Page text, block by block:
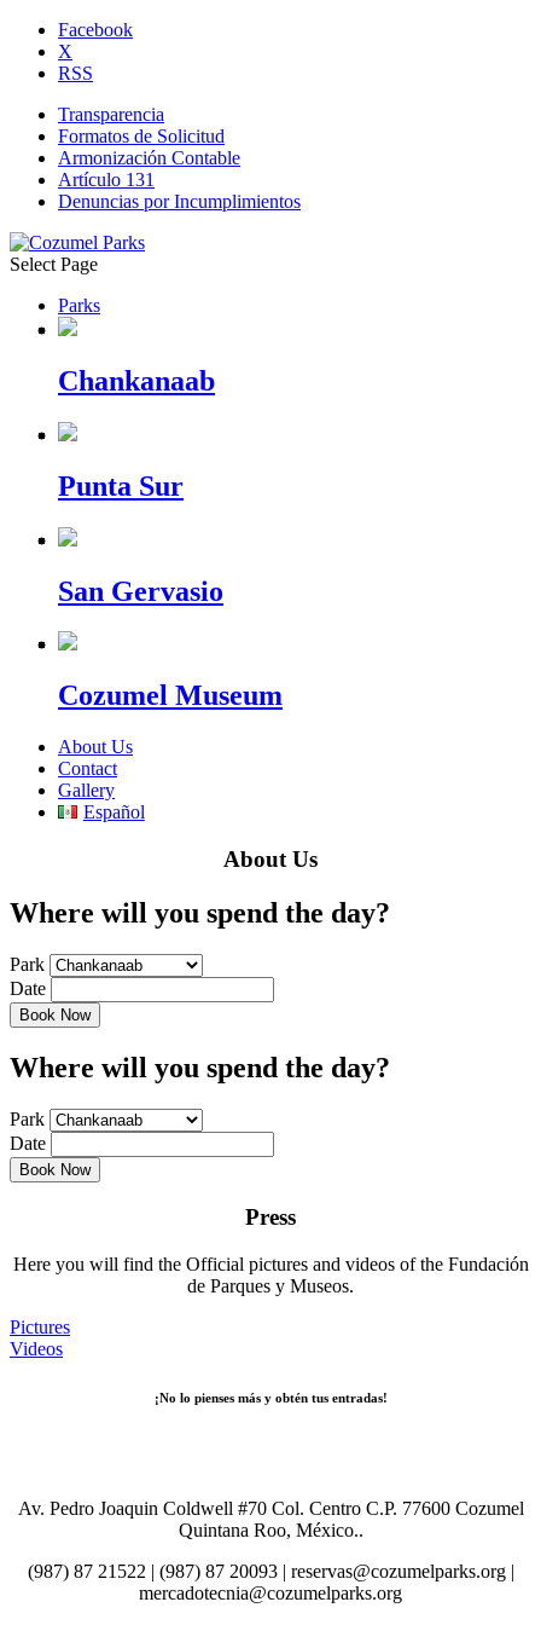
Facebook
X
RSS
Transparencia
Formatos de Solicitud
Armonización Contable
Artículo 131
Denuncias por Incumplimientos
Select Page
Parks
Chankanaab
Punta Sur
San Gervasio
Cozumel Museum
About Us
Contact
Gallery
Español
About Us
Where will you spend the day?
Park
Date
Where will you spend the day?
Park
Date
Press
Here you will find the Official pictures and videos of the Fundación
de Parques y Museos.
Pictures
Videos
¡No lo pienses más y obtén tus entradas!
Av. Pedro Joaquin Coldwell #70 Col. Centro C.P. 77600 Cozumel
Quintana Roo, México..
(987) 87 21522 | (987) 87 20093 | reservas@cozumelparks.org |
mercadotecnia@cozumelparks.org